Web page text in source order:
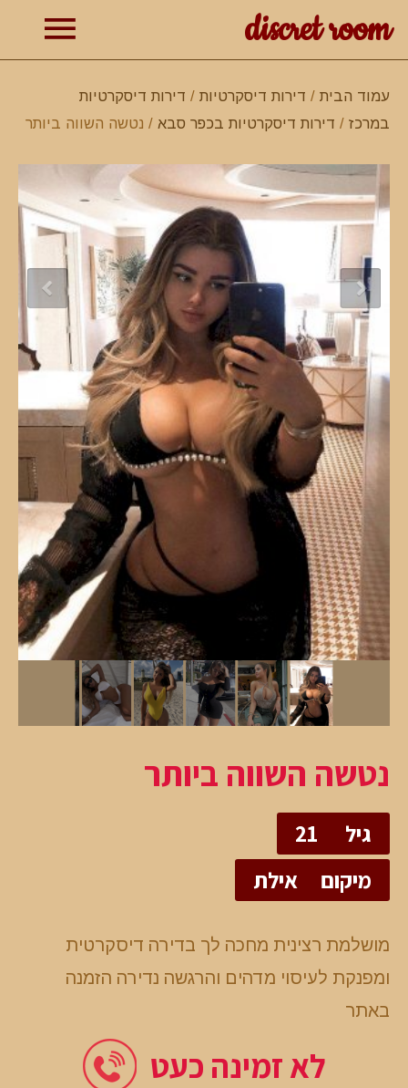
discret room
עמוד הבית / דירות דיסקרטיות / דירות דיסקרטיות
במרכז / דירות דיסקרטיות בכפר סבא / נטשה השווה ביותר
נטשה השווה ביותר
גיל
21
מיקום
אילת
מושלמת רצינית מחכה לך בדירה דיסקרטית
ומפנקת לעיסוי מדהים והרגשה נדירה הזמנה
באתר
לא זמינה כעט